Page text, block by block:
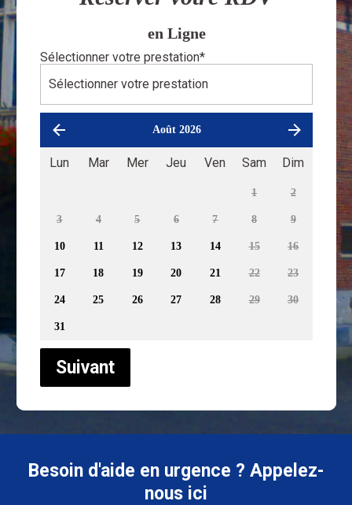
en Ligne
Sélectionner votre prestation*
Août 2026
Lun Mar Mer Jeu Ven Sam Dim
1 2
3 4 5 6 7 8 9
10 11 12 13 14 15 16
17 18 19 20 21 22 23
24 25 26 27 28 29 30
31
Suivant
Besoin d'aide en urgence ? Appelez-
nous ici